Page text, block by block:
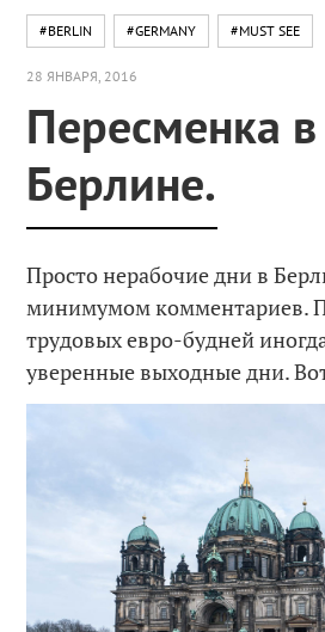
#BERLIN #GERMANY #MUST SEE
28 ЯНВАРЯ, 2016
Пересменка в
Берлине.
Просто нерабочие дни в
минимумом комментариев.
трудовых евро-будней
уверенные выходные дни.